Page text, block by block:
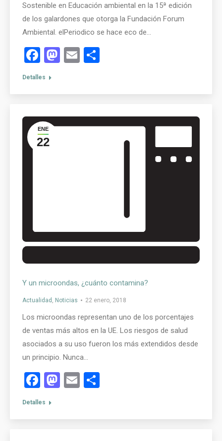
Sostenible en Educación ambiental en la 15ª edición
de los galardones que otorga la Fundación Forum
Ambiental. elPeriodico se hace eco de…
Facebook
Mastodon
Email
Detalles
ENE
22
Y un microondas, ¿cuánto contamina?
Actualidad Noticias 22 enero, 2018
Los microondas representan uno de los porcentajes
de ventas más altos en la UE. Los riesgos de salud
asociados a su uso fueron los más extendidos desde
un principio. Nunca…
Facebook
Mastodon
Email
Detalles